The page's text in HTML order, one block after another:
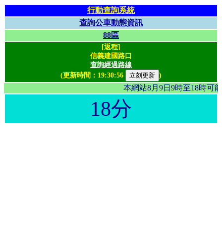
行動查詢系統
查詢公車動態資訊
88區
[返程]
信義建國路口
查詢經過路線
(更新時間： 19:30:56 )
本網站8月9日9時至18
18分